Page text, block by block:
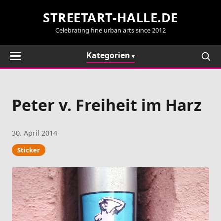
STREETART-HALLE.DE
Celebrating fine urban arts since 2012
Kategorien
Peter v. Freiheit im Harz
30. April 2014
Sticker